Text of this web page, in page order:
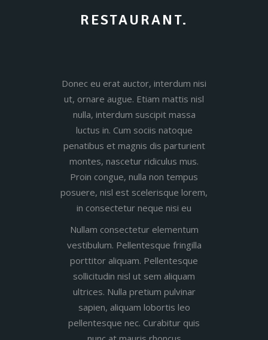
RESTAURANT.
Donec eu erat auctor, interdum nisi
ut, ornare augue. Etiam mattis nisl
nulla, interdum suscipit massa
luctus in. Cum sociis natoque
penatibus et magnis dis parturient
montes, nascetur ridiculus mus.
Proin congue, nulla non tempus
posuere, nisl est scelerisque lorem,
in consectetur neque nisi eu
Nullam consectetur elementum
vestibulum. Pellentesque fringilla
porttitor aliquam. Pellentesque
sollicitudin nisl ut sem aliquam
ultrices. Nulla pretium pulvinar
sapien, aliquam lobortis leo
pellentesque nec. Curabitur quis